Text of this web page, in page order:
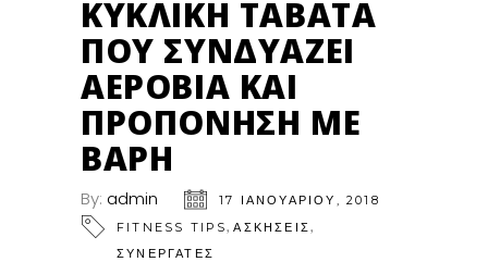
ΚΥΚΛΙΚΉ TABATA
ΠΟΥ ΣΥΝΔΥΆΖΕΙ
ΑΕΡΌΒΙΑ ΚΑΙ
ΠΡΟΠΌΝΗΣΗ ΜΕ
ΒΆΡΗ
By: admin
17 ΙΑΝΟΥΑΡΊΟΥ, 2018
FITNESS TIPS,ΑΣΚΗΣΕΙΣ,
ΣΥΝΕΡΓΑΤΕΣ